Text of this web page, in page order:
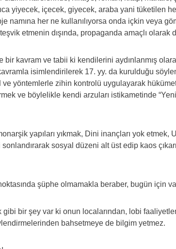
yiyecek, içecek, giyecek, araba yani tüketilen
namına her ne kullanılıyorsa onda içkin veya
etmenin dışında, propaganda amaçlı olarak
bir kavram ve tabii ki kendilerini aydınlanmış
isimlendirilerek 17. yy. da kurulduğu
ve yöntemlerle zihin kontrolü uygulayarak
ve böylelikle kendi arzuları istikametinde
yapıları yıkmak, Dini inançları yok etmek,
sonlandırarak sosyal düzeni alt üst edip kaos
şüphe olmamakla beraber, bugün için
gibi bir şey var ki onun localarından, lobi
bahsetmeye de bilgim yetmez.